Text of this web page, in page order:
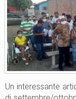
z
i
e
d
a
l
l
a
m
Un interessante